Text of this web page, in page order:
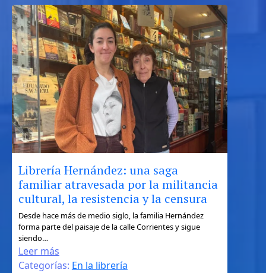
la
Odisea?
El
viaje
de
Ulises
entre
la
geografía,
el
mito
y
el
turismo
literario
Librería Hernández: una saga
familiar atravesada por la militancia
cultural, la resistencia y la censura
Desde hace más de medio siglo, la familia Hernández
forma parte del paisaje de la calle Corrientes y sigue
siendo…
Leer más
:
Librería
Hernández:
una
Categorías: En la librería